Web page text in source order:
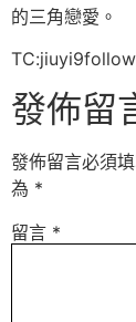
的三角戀愛。
發佈留
發佈留言必須
為 *
留言 *